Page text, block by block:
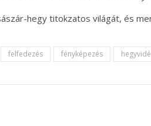
hegy titokzatos világát, és
felfedezés fényképezés